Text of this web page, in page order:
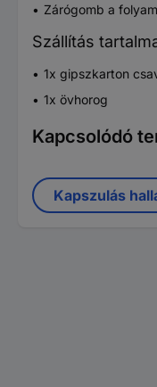
Zárógomb a
Szállítás
1x gipszkarton
1x övhorog
Kapcsolódó
Kapszulás